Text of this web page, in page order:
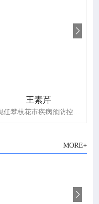
王素芹

MORE+
